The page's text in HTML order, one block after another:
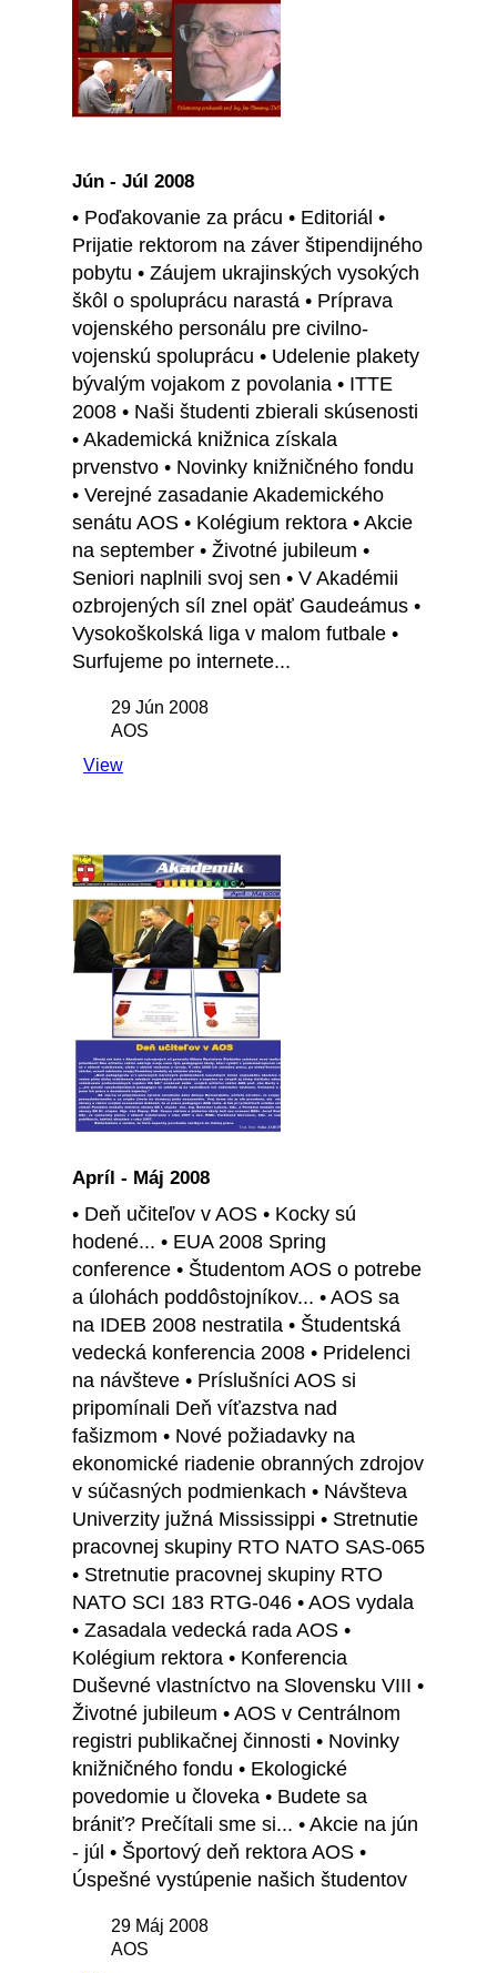
Jún - Júl 2008
• Poďakovanie za prácu • Editoriál •
Prijatie rektorom na záver štipendijného
pobytu • Záujem ukrajinských vysokých
škôl o spoluprácu narastá • Príprava
vojenského personálu pre civilno-
vojenskú spoluprácu • Udelenie plakety
bývalým vojakom z povolania • ITTE
2008 • Naši študenti zbierali skúsenosti
• Akademická knižnica získala
prvenstvo • Novinky knižničného fondu
• Verejné zasadanie Akademického
senátu AOS • Kolégium rektora • Akcie
na september • Životné jubileum •
Seniori naplnili svoj sen • V Akadémii
ozbrojených síl znel opäť Gaudeámus •
Vysokoškolská liga v malom futbale •
Surfujeme po internete...
29 Jún 2008
AOS
View
Apríl - Máj 2008
• Deň učiteľov v AOS • Kocky sú
hodené... • EUA 2008 Spring
conference • Študentom AOS o potrebe
a úlohách poddôstojníkov... • AOS sa
na IDEB 2008 nestratila • Študentská
vedecká konferencia 2008 • Pridelenci
na návšteve • Príslušníci AOS si
pripomínali Deň víťazstva nad
fašizmom • Nové požiadavky na
ekonomické riadenie obranných zdrojov
v súčasných podmienkach • Návšteva
Univerzity južná Mississippi • Stretnutie
pracovnej skupiny RTO NATO SAS-065
• Stretnutie pracovnej skupiny RTO
NATO SCI 183 RTG-046 • AOS vydala
• Zasadala vedecká rada AOS •
Kolégium rektora • Konferencia
Duševné vlastníctvo na Slovensku VIII •
Životné jubileum • AOS v Centrálnom
registri publikačnej činnosti • Novinky
knižničného fondu • Ekologické
povedomie u človeka • Budete sa
brániť? Prečítali sme si... • Akcie na jún
- júl • Športový deň rektora AOS •
Úspešné vystúpenie našich študentov
29 Máj 2008
AOS